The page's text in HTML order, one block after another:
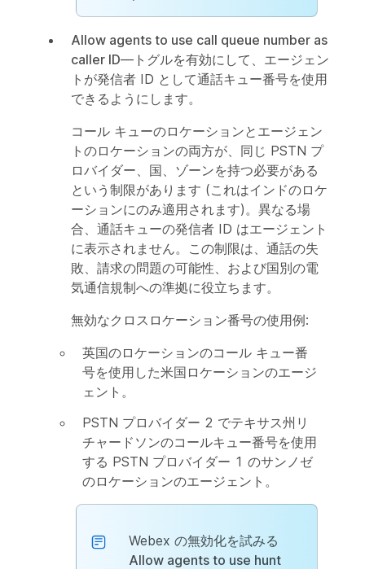
Allow agents to use call queue number as
caller ID—トグルを有効にして、エージェン
トが発信者 ID として通話キュー番号を使用
できるようにします。
コール キューのロケーションとエージェン
トのロケーションの両方が、同じ PSTN プ
ロバイダー、国、ゾーンを持つ必要がある
という制限があります (これはインドのロケ
ーションにのみ適用されます)。異なる場
合、通話キューの発信者 ID はエージェント
に表示されません。この制限は、通話の失
敗、請求の問題の可能性、および国別の電
気通信規制への準拠に役立ちます。
無効なクロスロケーション番号の使用例:
英国のロケーションのコール キュー番
号を使用した米国ロケーションのエージ
ェント。
PSTN プロバイダー 2 でテキサス州リ
チャードソンのコールキュー番号を使用
する PSTN プロバイダー 1 のサンノゼ
のロケーションのエージェント。
Webex の無効化を試みる
Allow agents to use hunt